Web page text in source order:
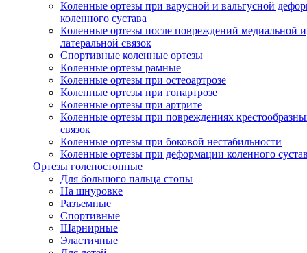
Коленные ортезы при варусной и вальгусной
коленного сустава
Коленные ортезы после повреждений медиальной и
латеральной связок
Спортивные коленные ортезы
Коленные ортезы рамные
Коленные ортезы при остеоартрозе
Коленные ортезы при гонартрозе
Коленные ортезы при артрите
Коленные ортезы при повреждениях
связок
Коленные ортезы при боковой нестабильности
Коленные ортезы при деформации коленного
Ортезы голеностопные
Для большого пальца стопы
На шнуровке
Разъемные
Спортивные
Шарнирные
Эластичные